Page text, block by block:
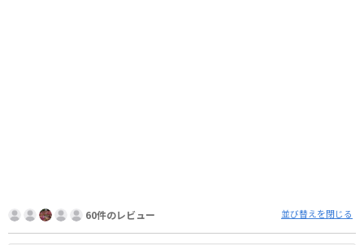
60件のレビュー 並び替えを閉じる